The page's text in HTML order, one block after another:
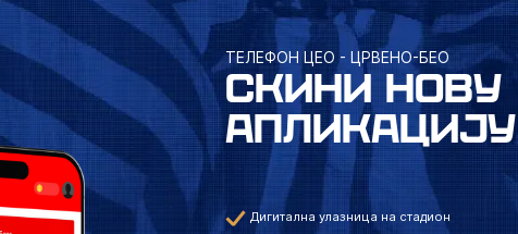
ТЕЛЕФОН ЦЕО - ЦРВЕНО-БЕО
СКИНИ НОВУ
АПЛИКАЦИЈУ
Дигитална улазница на стадион